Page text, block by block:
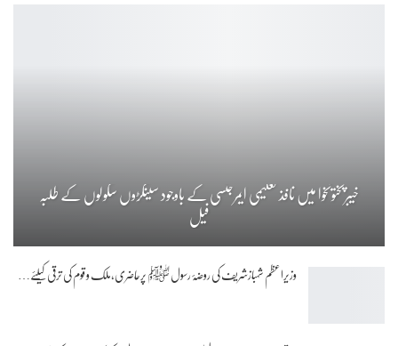
خیبرپختونخوا میں نافذ تعلیمی ایمرجنسی کے باوجود سینکڑوں سکولوں کے طلبہ
فیل
وزیراعظم شہبازشریف کی روضۂ رسول ﷺ پرحاضری،ملک و قوم کی ترقی کیلئے…